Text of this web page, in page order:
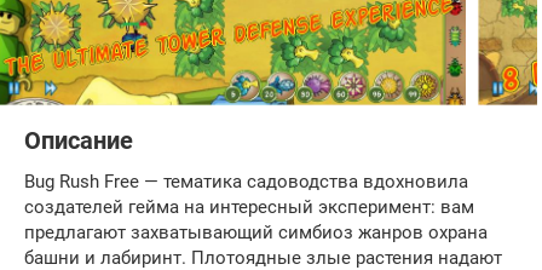
Описание
Bug Rush Free — тематика садоводства вдохновила
создателей гейма на интересный эксперимент: вам
предлагают захватывающий симбиоз жанров охрана
башни и лабиринт. Плотоядные злые растения надают